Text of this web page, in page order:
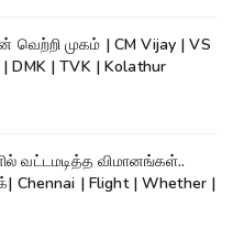
| CM Vijay | VS
DMK | TVK | Kolathur
வட்டமடித்த விமானங்கள்..
Chennai | Flight | Whether |